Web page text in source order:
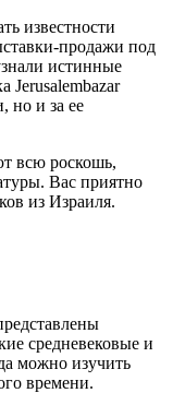
известности
продажи под
истинные
Jerusalembazar
но и за ее
всю роскошь,
Вас приятно
из Израиля.
средневековые и
можно изучить
времени.